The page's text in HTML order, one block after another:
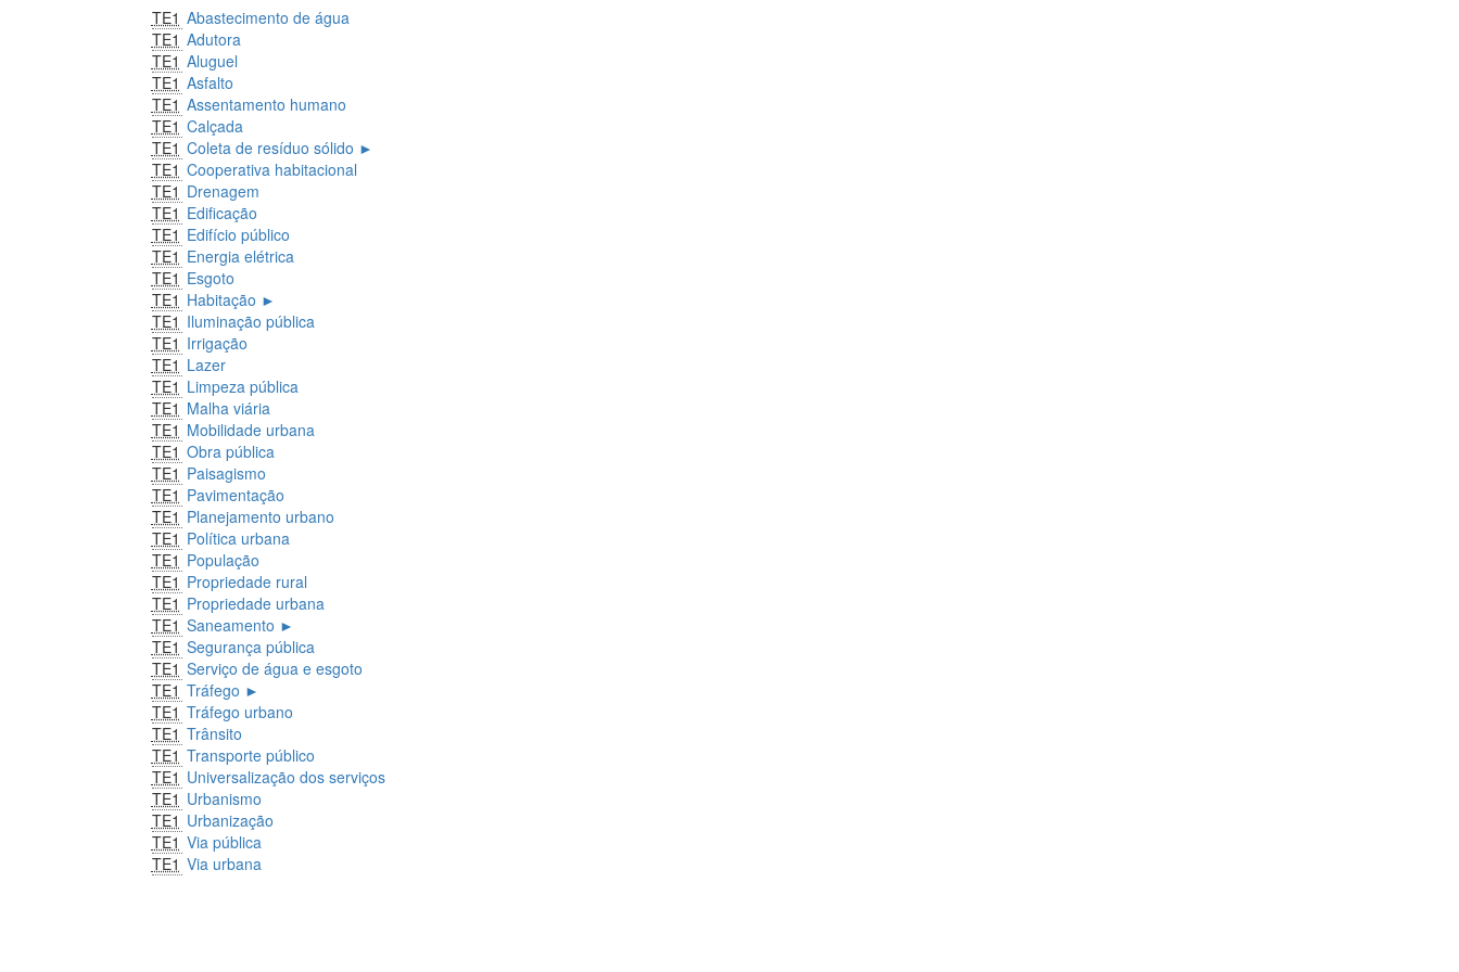
TE1 Abastecimento de água
TE1 Adutora
TE1 Aluguel
TE1 Asfalto
TE1 Assentamento humano
TE1 Calçada
TE1 Coleta de resíduo sólido ►
TE1 Cooperativa habitacional
TE1 Drenagem
TE1 Edificação
TE1 Edifício público
TE1 Energia elétrica
TE1 Esgoto
TE1 Habitação ►
TE1 Iluminação pública
TE1 Irrigação
TE1 Lazer
TE1 Limpeza pública
TE1 Malha viária
TE1 Mobilidade urbana
TE1 Obra pública
TE1 Paisagismo
TE1 Pavimentação
TE1 Planejamento urbano
TE1 Política urbana
TE1 População
TE1 Propriedade rural
TE1 Propriedade urbana
TE1 Saneamento ►
TE1 Segurança pública
TE1 Serviço de água e esgoto
TE1 Tráfego ►
TE1 Tráfego urbano
TE1 Trânsito
TE1 Transporte público
TE1 Universalização dos serviços
TE1 Urbanismo
TE1 Urbanização
TE1 Via pública
TE1 Via urbana